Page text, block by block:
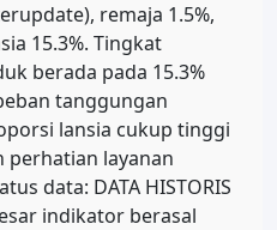
remaja 1.5%,
15.3%. Tingkat
berada pada 15.3%
tanggungan
lansia cukup tinggi
layanan
data: DATA HISTORIS
indikator berasal